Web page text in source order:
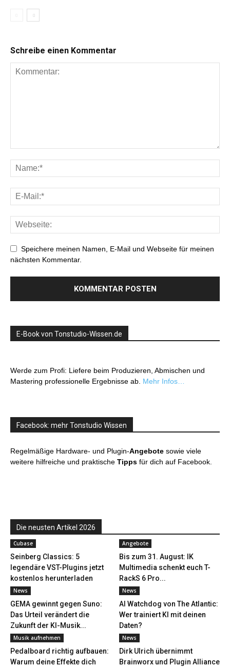
Schreibe einen Kommentar
Speichere meinen Namen, E-Mail und Webseite für meinen
nächsten Kommentar.
E-Book von Tonstudio-Wissen.de
Werde zum Profi: Liefere beim Produzieren, Abmischen und
Mastering professionelle Ergebnisse ab. Mehr Infos…
Facebook: mehr Tonstudio Wissen
Regelmäßige Hardware- und Plugin-Angebote sowie viele
weitere hilfreiche und praktische Tipps für dich auf Facebook.
Die neusten Artikel 2026
Cubase
Seinberg Classics: 5
legendäre VST-Plugins jetzt
kostenlos herunterladen
Angebote
Bis zum 31. August: IK
Multimedia schenkt euch T-
RackS 6 Pro...
News
GEMA gewinnt gegen Suno:
Das Urteil verändert die
Zukunft der KI-Musik...
News
AI Watchdog von The Atlantic:
Wer trainiert KI mit deinen
Daten?
Musik aufnehmen
Pedalboard richtig aufbauen:
Warum deine Effekte dich
News
Dirk Ulrich übernimmt
Brainworx und Plugin Alliance